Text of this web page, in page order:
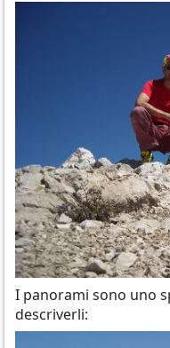
I panorami sono uno
descriverli: